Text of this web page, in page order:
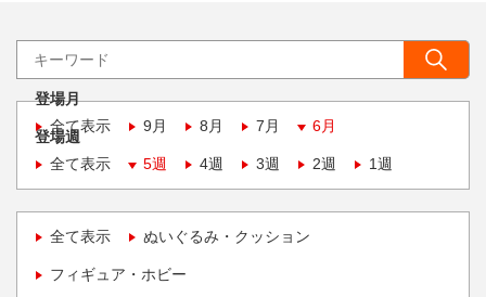
登場月
全て表示
9月 8月 7月 6月
登場週
全て表示
5週 4週 3週 2週 1週
全て表示 ぬいぐるみ・クッション
フィギュア・ホビー